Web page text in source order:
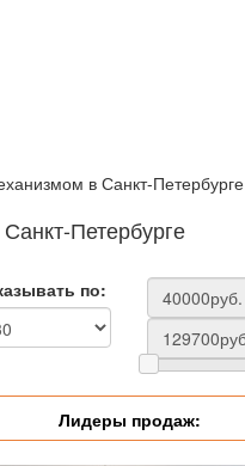
в Санкт-Петербурге
Петербурге
по:
Лидеры продаж: